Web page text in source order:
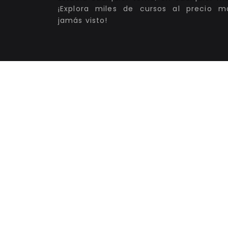
¡Explora miles de cursos al precio
jamás visto!